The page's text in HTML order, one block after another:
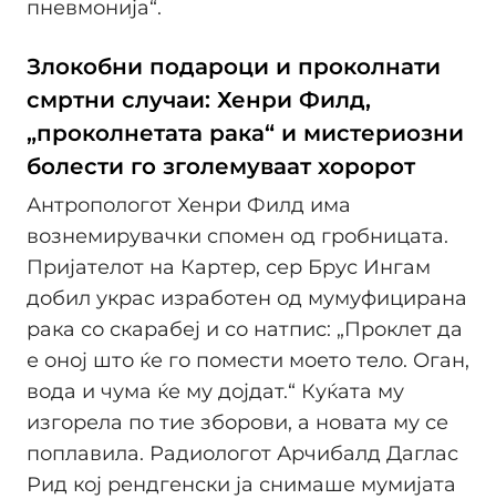
пневмонија“.
Злокобни подароци и проколнати
смртни случаи: Хенри Филд,
„проколнетата рака“ и мистериозни
болести го зголемуваат хоророт
Антропологот Хенри Филд има
вознемирувачки спомен од гробницата.
Пријателот на Картер, сер Брус Ингам
добил украс изработен од мумуфицирана
рака со скарабеј и со натпис: „Проклет да
е оној што ќе го помести моето тело. Оган,
вода и чума ќе му дојдат.“ Куќата му
изгорела по тие зборови, а новата му се
поплавила. Радиологот Арчибалд Даглас
Рид кој рендгенски ја снимаше мумијата